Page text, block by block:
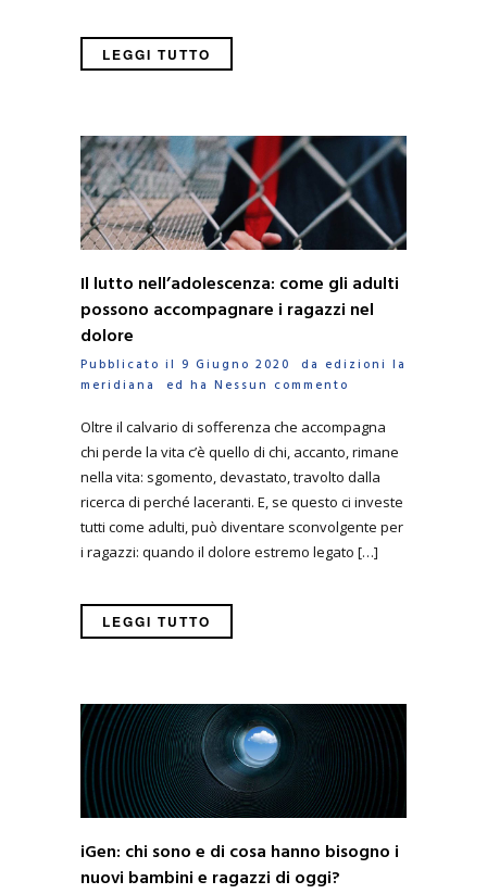
LEGGI TUTTO
Il lutto nell’adolescenza: come gli adulti
possono accompagnare i ragazzi nel
dolore
Pubblicato il 9 Giugno 2020 da edizioni la
meridiana
ed ha Nessun commento
Oltre il calvario di sofferenza che accompagna
chi perde la vita c’è quello di chi, accanto, rimane
nella vita: sgomento, devastato, travolto dalla
ricerca di perché laceranti. E, se questo ci investe
tutti come adulti, può diventare sconvolgente per
i ragazzi: quando il dolore estremo legato […]
LEGGI TUTTO
iGen: chi sono e di cosa hanno bisogno i
nuovi bambini e ragazzi di oggi?